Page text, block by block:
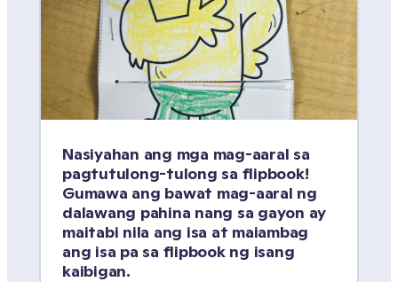
Nasiyahan ang mga mag-aaral sa
pagtutulong-tulong sa flipbook!
Gumawa ang bawat mag-aaral ng
dalawang pahina nang sa gayon ay
maitabi nila ang isa at maiambag
ang isa pa sa flipbook ng isang
kaibigan.